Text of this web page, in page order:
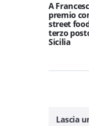
A
premio
street
terzo
Sicilia
Lascia